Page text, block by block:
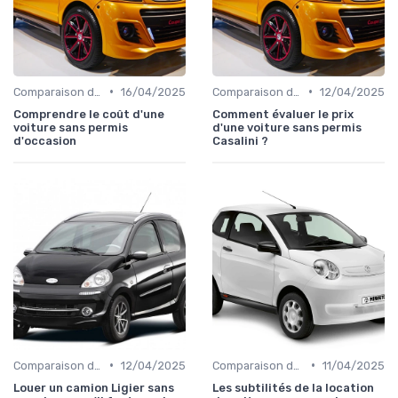
• 16/04/2025
Comprendre le coût d'une
voiture sans permis
d'occasion
• 12/04/2025
Comment évaluer le prix
d'une voiture sans permis
Casalini ?
• 12/04/2025
Louer un camion Ligier sans
• 11/04/2025
Les subtilités de la location